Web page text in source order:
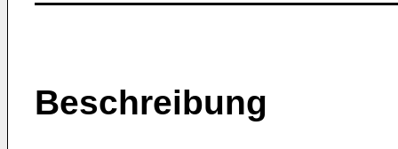
Beschreibung